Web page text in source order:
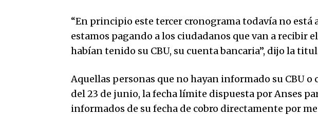
“En principio este tercer cronograma todavía no está
estamos pagando a los ciudadanos que van a recibir
habían tenido su CBU, su cuenta bancaria”, dijo la
Aquellas personas que no hayan informado su CBU o
del 23 de junio, la fecha límite dispuesta por Anses
informados de su fecha de cobro directamente por